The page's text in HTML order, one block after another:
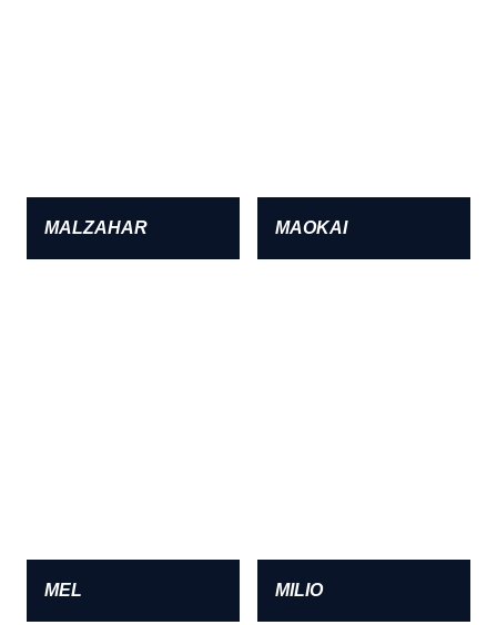
MALZAHAR MAOKAI
MEL MILIO